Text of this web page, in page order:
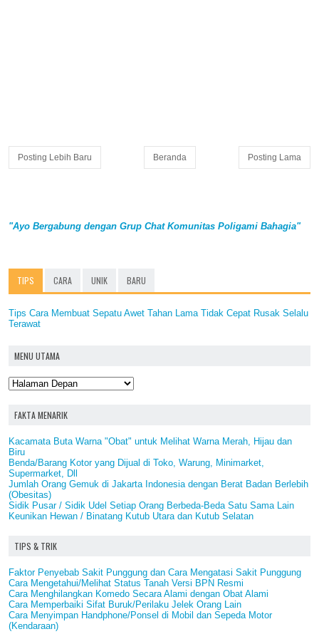
Posting Lebih Baru Posting Lama
Beranda
"Ayo Bergabung dengan Grup Chat Komunitas Poligami Bahagia"
TIPS CARA UNIK BARU
Tips Cara Membuat Sepatu Awet Tahan Lama Tidak Cepat Rusak Selalu
Terawat
MENU UTAMA
FAKTA MENARIK
Kacamata Buta Warna "Obat" untuk Melihat Warna Merah, Hijau dan
Biru
Benda/Barang Kotor yang Dijual di Toko, Warung, Minimarket,
Supermarket, Dll
Jumlah Orang Gemuk di Jakarta Indonesia dengan Berat Badan Berlebih
(Obesitas)
Sidik Pusar / Sidik Udel Setiap Orang Berbeda-Beda Satu Sama Lain
Keunikan Hewan / Binatang Kutub Utara dan Kutub Selatan
TIPS & TRIK
Faktor Penyebab Sakit Punggung dan Cara Mengatasi Sakit Punggung
Cara Mengetahui/Melihat Status Tanah Versi BPN Resmi
Cara Menghilangkan Komedo Secara Alami dengan Obat Alami
Cara Memperbaiki Sifat Buruk/Perilaku Jelek Orang Lain
Cara Menyimpan Handphone/Ponsel di Mobil dan Sepeda Motor
(Kendaraan)